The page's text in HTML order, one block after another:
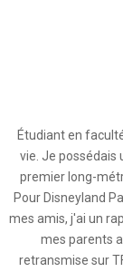
Étudiant en
vie. Je possédais
premier long-
Pour Disneyland
mes amis, j'ai un
mes parents
retransmise sur